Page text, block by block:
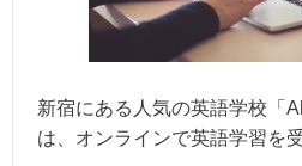
新宿にある人気の英語学校「
は、オンラインで英語学習を